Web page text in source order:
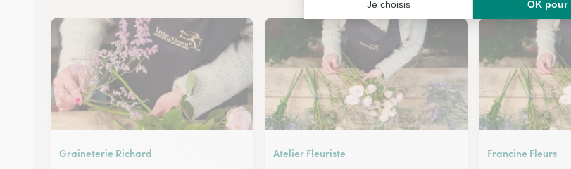
Graineterie Richard Atelier Fleuriste Francine Fleurs